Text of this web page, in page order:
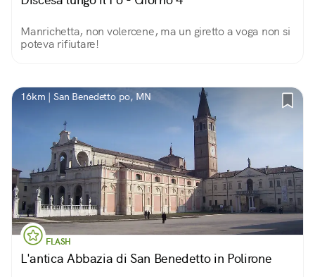
Manrichetta, non volercene, ma un giretto a voga non si
poteva rifiutare!
16km | San Benedetto po, MN
FLASH
L'antica Abbazia di San Benedetto in Polirone